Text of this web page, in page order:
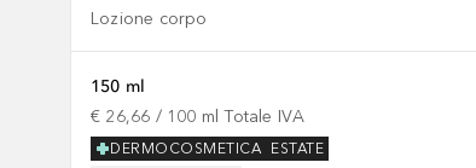
Lozione corpo
150 ml
€ 26,66 / 100 ml Totale IVA
ESTATE
DERMOCOSMETICA